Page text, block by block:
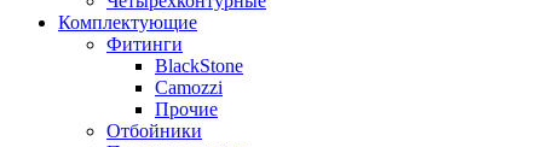
Комплектующие
Фитинги
BlackStone
Camozzi
Прочие
Отбойники